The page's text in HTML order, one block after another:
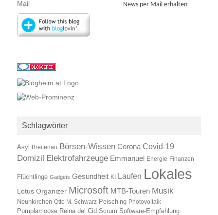
News per Mail erhalten
Schlagwörter
Asyl Breitenau Börsen-Wissen Corona Covid-19
Domizil Elektrofahrzeuge Emmanuel Energie Finanzen
Flüchtlinge Gadgets Gesundheit KI Laufen Lokales
Lotus Organizer Microsoft MTB-Touren Musik
Neunkirchen Otto M. Schwarz Peisching Photovoltaik
Pomplamoose Reina del Cid Scrum Software-Empfehlung